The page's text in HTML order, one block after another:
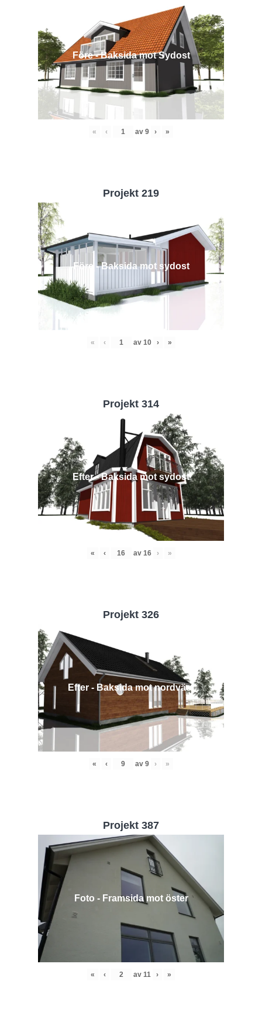
Före - Baksida mot Sydost
« ‹ av 9 › »
Projekt 219
Före - Baksida mot sydost
« ‹ av 10 › »
Projekt 314
Efter - Baksida mot sydost
« ‹ av 16 › »
Projekt 326
Efter - Baksida mot nordväst
« ‹ av 9 › »
Projekt 387
Foto - Framsida mot öster
« ‹ av 11 › »